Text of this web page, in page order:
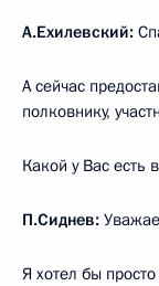
А.Ехилевский:
А сейчас
полковнику,
Какой у Вас есть
П.Сиднев:
Я хотел бы